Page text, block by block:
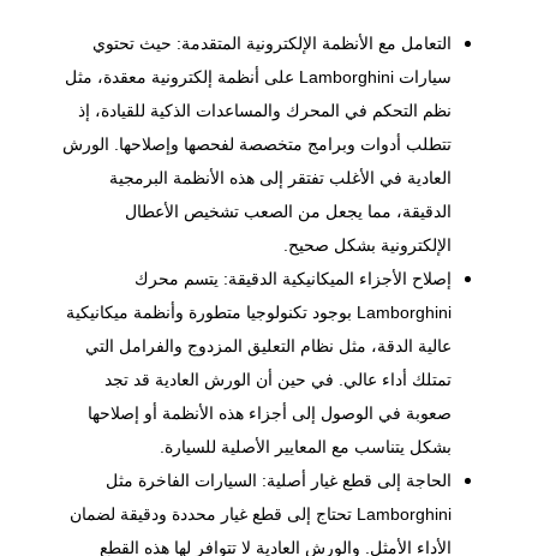
التعامل مع الأنظمة الإلكترونية المتقدمة: حيث تحتوي
سيارات Lamborghini على أنظمة إلكترونية معقدة، مثل
نظم التحكم في المحرك والمساعدات الذكية للقيادة، إذ
تتطلب أدوات وبرامج متخصصة لفحصها وإصلاحها. الورش
العادية في الأغلب تفتقر إلى هذه الأنظمة البرمجية
الدقيقة، مما يجعل من الصعب تشخيص الأعطال
الإلكترونية بشكل صحيح.
إصلاح الأجزاء الميكانيكية الدقيقة: يتسم محرك
Lamborghini بوجود تكنولوجيا متطورة وأنظمة ميكانيكية
عالية الدقة، مثل نظام التعليق المزدوج والفرامل التي
تمتلك أداء عالي. في حين أن الورش العادية قد تجد
صعوبة في الوصول إلى أجزاء هذه الأنظمة أو إصلاحها
بشكل يتناسب مع المعايير الأصلية للسيارة.
الحاجة إلى قطع غيار أصلية: السيارات الفاخرة مثل
Lamborghini تحتاج إلى قطع غيار محددة ودقيقة لضمان
الأداء الأمثل. والورش العادية لا تتوافر لها هذه القطع